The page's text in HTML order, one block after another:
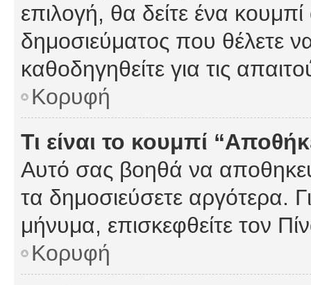
επιλογή, θα δείτε ένα
δημοσιεύματος που θέλετε
καθοδηγηθείτε για τις
Κορυφή
Τι είναι το κουμπί
Αυτό σας βοηθά να
τα δημοσιεύσετε αργότερα.
μήνυμα, επισκεφθείτε τον
Κορυφή